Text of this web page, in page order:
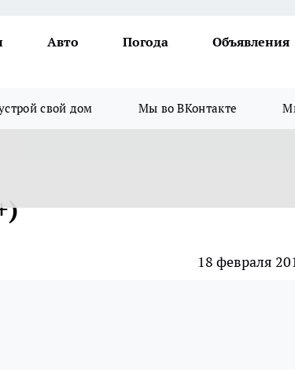
Авто Погода
Объявления
свой дом Мы во ВКонтакте
18 февраля